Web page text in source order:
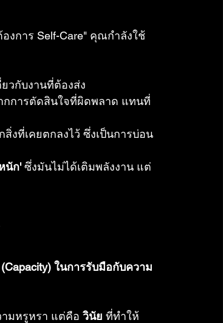
งการ Self-Care" คุณกำลังใช้
วกับงานที่ต้องส่ง
กการตัดสินใจที่ผิดพลาด แทนที่
งที่เคยตกลงไว้ ซึ่งเป็นการบ่อน
นัก' ซึ่งมันไม่ได้เติมพลังงาน แต่
ในการรับมือกับความ
มหรูหรา แต่คือ วินัย ที่ทำให้